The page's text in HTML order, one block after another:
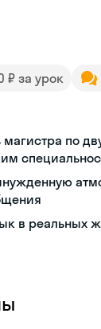
₽ за урок
магистра по
в реальных